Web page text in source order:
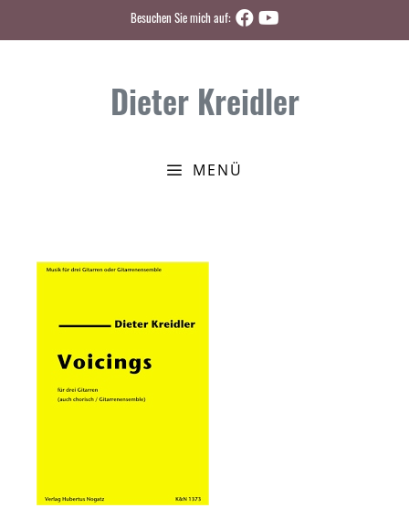
Besuchen Sie mich auf:
Dieter Kreidler
MENÜ